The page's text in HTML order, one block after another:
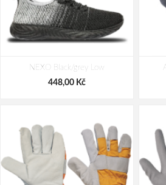
2 398,00 Kč
NEXO Black/grey Low
448,00 Kč